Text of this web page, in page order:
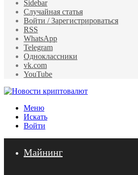
Sidebar
Случайная статья
Войти / Зарегистрироваться
RSS
WhatsApp
Telegram
Одноклассники
vk.com
YouTube
Меню
Искать
Войти
Майнинг